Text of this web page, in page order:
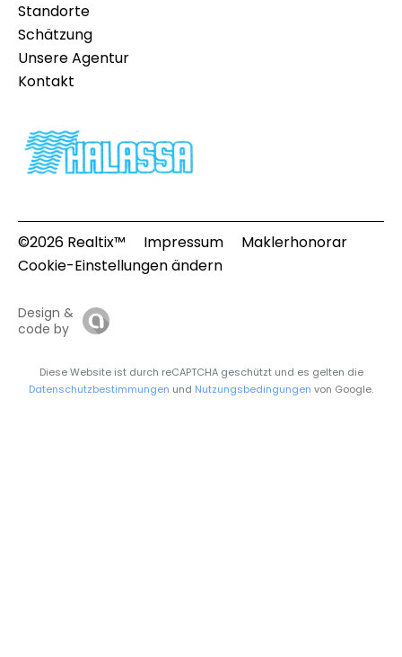
Standorte
Schätzung
Unsere Agentur
Kontakt
©2026 Realtix™ Impressum
Maklerhonorar
Cookie-Einstellungen ändern
Design &
code by
Diese Website ist durch reCAPTCHA geschützt und es gelten die
Datenschutzbestimmungen und Nutzungsbedingungen von Google.